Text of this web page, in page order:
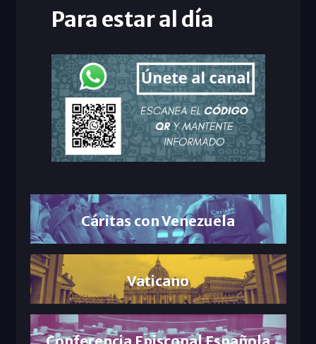
Para estar al día
Cáritas con Venezuela
Vaticano
Conferencia Episcopal Española